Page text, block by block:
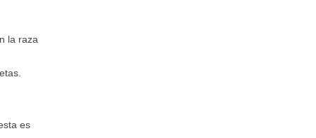
la raza
esta es